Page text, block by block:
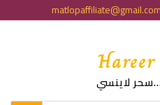
لاينسي